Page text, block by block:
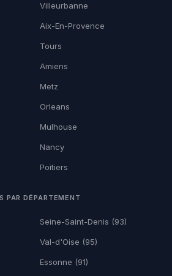
Villeurbanne
Aix-En-Provence
Tours
Amiens
Metz
Orleans
Mulhouse
Nancy
Poitiers
PAR DÉPARTEMENT
Seine-Saint-Denis (93)
Val-d'Oise (95)
Essonne (91)